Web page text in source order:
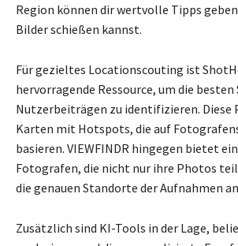
Region können dir wertvolle Tipps
Bilder schießen kannst.
Für gezieltes Locationscouting ist
hervorragende Ressource, um die
Nutzerbeiträgen zu identifizieren.
Karten mit Hotspots, die auf
basieren. VIEWFINDR hingegen bietet
Fotografen, die nicht nur ihre Photos
die genauen Standorte der Aufnahmen
Zusätzlich sind KI-Tools in der Lage,